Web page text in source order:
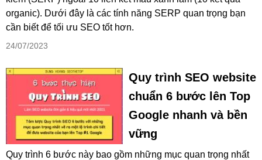
organic). Dưới đây là các tính năng SERP quan trọng bạn
cần biết để tối ưu SEO tốt hơn.
24/07/2023
Quy trình SEO website
chuẩn 6 bước lên Top
Google nhanh và bền
vững
Quy trình 6 bước này bao gồm những mục quan trọng nhất